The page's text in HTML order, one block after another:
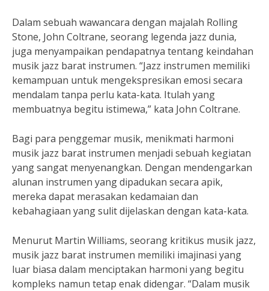
Dalam sebuah wawancara dengan majalah Rolling
Stone, John Coltrane, seorang legenda jazz dunia,
juga menyampaikan pendapatnya tentang keindahan
musik jazz barat instrumen. “Jazz instrumen memiliki
kemampuan untuk mengekspresikan emosi secara
mendalam tanpa perlu kata-kata. Itulah yang
membuatnya begitu istimewa,” kata John Coltrane.
Bagi para penggemar musik, menikmati harmoni
musik jazz barat instrumen menjadi sebuah kegiatan
yang sangat menyenangkan. Dengan mendengarkan
alunan instrumen yang dipadukan secara apik,
mereka dapat merasakan kedamaian dan
kebahagiaan yang sulit dijelaskan dengan kata-kata.
Menurut Martin Williams, seorang kritikus musik jazz,
musik jazz barat instrumen memiliki imajinasi yang
luar biasa dalam menciptakan harmoni yang begitu
kompleks namun tetap enak didengar. “Dalam musik